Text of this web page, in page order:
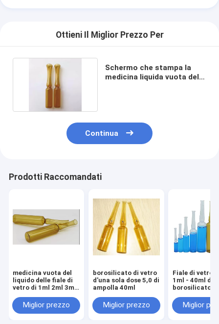
Ottieni Il Miglior Prezzo Per
Schermo che stampa la
medicina liquida vuota delle
Continua
Prodotti Raccomandati
medicina vuota del
liquido delle fiale di
vetro di 1ml 2ml 3ml
Miglior prezzo
borosilicato di vetro
d'una sola dose 5,0 di
ampolla 40ml
Miglior prezzo
Fiale di vetro
1ml - 40ml del
borosilicato
Miglior